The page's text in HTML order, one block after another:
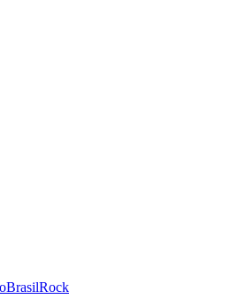
BrasilRock